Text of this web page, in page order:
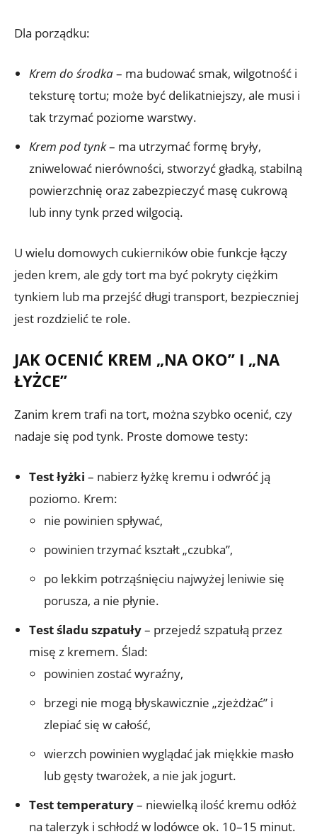
Dla porządku:
Krem do środka– ma budować smak, wilgotność i
teksturę tortu; może być delikatniejszy, ale musi i
tak trzymać poziome warstwy.
Krem pod tynk– ma utrzymać formę bryły,
zniwelować nierówności, stworzyć gładką, stabilną
powierzchnię oraz zabezpieczyć masę cukrową
lub inny tynk przed wilgocią.
U wielu domowych cukierników obie funkcje łączy
jeden krem, ale gdy tort ma być pokryty ciężkim
tynkiem lub ma przejść długi transport, bezpieczniej
jest rozdzielić te role.
JAK OCENIĆ KREM „NA OKO” I „NA
ŁYŻCE”
Zanim krem trafi na tort, można szybko ocenić, czy
nadaje się pod tynk. Proste domowe testy:
Test łyżki – nabierz łyżkę kremu i odwróć ją
poziomo. Krem:
nie powinien spływać,
powinien trzymać kształt „czubka”,
po lekkim potrząśnięciu najwyżej leniwie się
porusza, a nie płynie.
Test śladu szpatuły– przejedź szpatułą przez
misę z kremem. Ślad:
powinien zostać wyraźny,
brzegi nie mogą błyskawicznie „zjeżdżać” i
zlepiać się w całość,
wierzch powinien wyglądać jak miękkie masło
lub gęsty twarożek, a nie jak jogurt.
Test temperatury– niewielką ilość kremu odłóż
na talerzyk i schłodź w lodówce ok. 10–15 minut.